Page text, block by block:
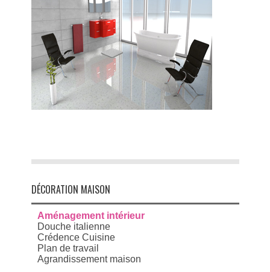
DÉCORATION MAISON
Aménagement intérieur
Douche italienne
Crédence Cuisine
Plan de travail
Agrandissement maison